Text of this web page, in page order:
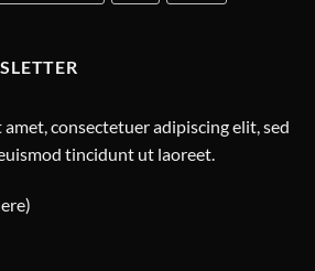
consectetuer adipiscing elit, sed
tincidunt ut laoreet.